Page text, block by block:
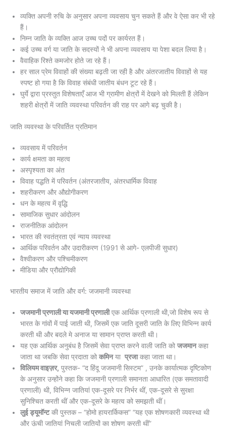
व्यक्ति अपनी रुचि के अनुसार अपना व्यवसाय चुन सकते हैं और वे ऐसा कर भी रहे
हैं।
निम्न जाति के व्यक्ति आज उच्च पदों पर कार्यरत हैं।
कई उच्च वर्ग या जाति के सदस्यों ने भी अपना व्यवसाय या पेशा बदल लिया है।
वैवाहिक रिश्ते कमजोर होते जा रहे हैं।
हर साल प्रेम विवाहों की संख्या बढ़ती जा रही है और अंतरजातीय विवाहों से यह
स्पष्ट हो गया है कि विवाह संबंधी जातीय बंधन टूट रहे हैं।
घुर्ये द्वारा प्रस्तुत विशेषताएँ आज भी ग्रामीण क्षेत्रों में देखने को मिलती हैं लेकिन
शहरी क्षेत्रों में जाति व्यवस्था परिवर्तन की राह पर आगे बढ़ चुकी है।
जाति व्यवस्था के परिवर्तित प्रतिमान
व्यवसाय में परिवर्तन
कार्य क्षमता का महत्व
अस्पृश्यता का अंत
विवाह पद्धति में परिवर्तन (अंतरजातीय, अंतरधार्मिक विवाह
शहरीकरण और औद्योगीकरण⁠
धन के महत्व में वृद्धि
सामाजिक सुधार आंदोलन
राजनीतिक आंदोलन
भारत की स्वतंत्रता एवं न्याय व्यवस्था
आर्थिक परिवर्तन और उदारीकरण (1991 से आगे- एलपीजी सुधार)
वैश्वीकरण और पश्चिमीकरण
मीडिया और प्रौद्योगिकी
भारतीय समाज में जाति और वर्ग: जजमानी व्यवस्था
जजमानी प्रणाली या यजमानी प्रणालीएक आर्थिक प्रणाली थी,जो विशेष रूप से
भारत के गांवों में पाई जाती थी, जिसमें एक जाति दूसरी जाति के लिए विभिन्न कार्य
करती थी और बदले मे अनाज या सामान प्राप्त करती थी।
यह एक आर्थिक अनुबंध है जिसमें सेवा प्राप्त करने वाली जाति को जजमानकहा
जाता था जबकि सेवा प्रदाता को कमिनया प्रजाकहा जाता था।
विलियम वाइज़र, पुस्तक- “द हिंदू जजमानी सिस्टम” , उनके कार्यात्मक दृष्टिकोण
के अनुसार उन्होंने कहा कि जजमानी प्रणाली समानता आधारित (एक समतावादी
प्रणाली) थी, विभिन्न जातियां एक-दूसरे पर निर्भर थीं, एक-दूसरे से सुरक्षा
सुनिश्चित करती थीं और एक-दूसरे के महत्व को समझती थीं।
लुई ड्यूमॉन्टकी पुस्तक – “होमो हायरार्किकस” “यह एक शोषणकारी व्यवस्था थी
और ऊंची जातियां निचली जातियों का शोषण करती थीं”